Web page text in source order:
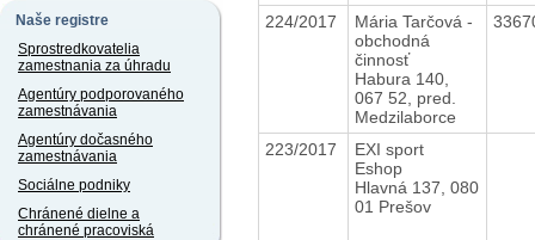
Naše registre
Sprostredkovatelia
zamestnania za úhradu
Agentúry podporovaného
zamestnávania
Agentúry dočasného
zamestnávania
Sociálne podniky
Chránené dielne a
chránené pracoviská
224/2017
Mária Tarčová -
obchodná
činnosť
Habura 140,
067 52, pred.
Medzilaborce
223/2017
EXI sport
Eshop
Hlavná 137, 080
01 Prešov